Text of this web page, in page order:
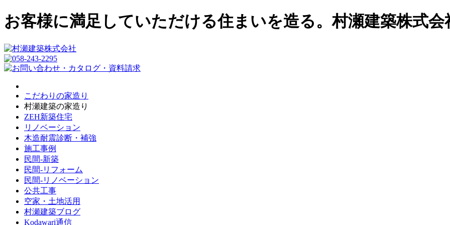
お客様に満足していただける住まいを造る。村瀬建築株式会
こだわりの家造り
村瀬建築の家造り
ZEH新築住宅
リノベーション
木造耐震診断・補強
施工事例
民間-新築
民間-リフォーム
民間-リノベーション
公共工事
空家・土地活用
村瀬建築ブログ
Kodawari通信